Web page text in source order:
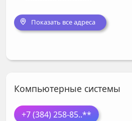
Показать все адреса
Компьютерные системы
+7 (384) 258-85..**